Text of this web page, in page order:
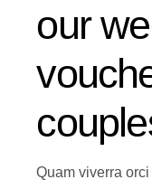
our
Quam viverra